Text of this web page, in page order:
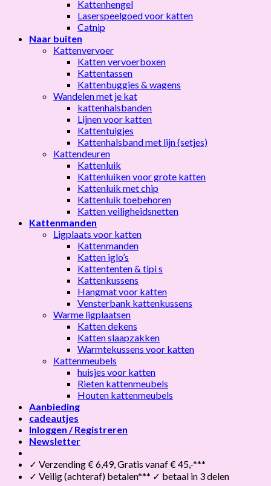
Kattenhengel
Laserspeelgoed voor katten
Catnip
Naar buiten
Kattenvervoer
Katten vervoerboxen
Kattentassen
Kattenbuggies & wagens
Wandelen met je kat
kattenhalsbanden
Lijnen voor katten
Kattentuigjes
Kattenhalsband met lijn (setjes)
Kattendeuren
Kattenluik
Kattenluiken voor grote katten
Kattenluik met chip
Kattenluik toebehoren
Katten veiligheidsnetten
Kattenmanden
Ligplaats voor katten
Kattenmanden
Katten iglo’s
Kattententen & tipi s
Kattenkussens
Hangmat voor katten
Vensterbank kattenkussens
Warme ligplaatsen
Katten dekens
Katten slaapzakken
Warmtekussens voor katten
Kattenmeubels
huisjes voor katten
Rieten kattenmeubels
Houten kattenmeubels
Aanbieding
cadeautjes
Inloggen / Registreren
Newsletter
✓ Verzending € 6,49, Gratis vanaf € 45,-***
✓ Veilig (achteraf) betalen*** ✓ betaal in 3 delen